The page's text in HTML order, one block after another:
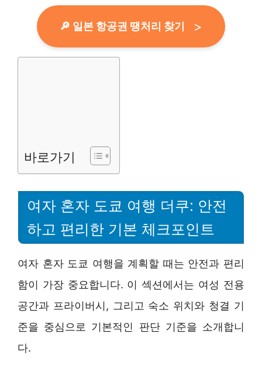
🔎 일본 항공권 땡처리 찾기
바로가기
여자 혼자 도쿄 여행 더쿠: 안전
하고 편리한 기본 체크포인트
여자 혼자 도쿄 여행을 계획할 때는 안전과 편리
함이 가장 중요합니다. 이 섹션에서는 여성 전용
공간과 프라이버시, 그리고 숙소 위치와 청결 기
준을 중심으로 기본적인 판단 기준을 소개합니
다.